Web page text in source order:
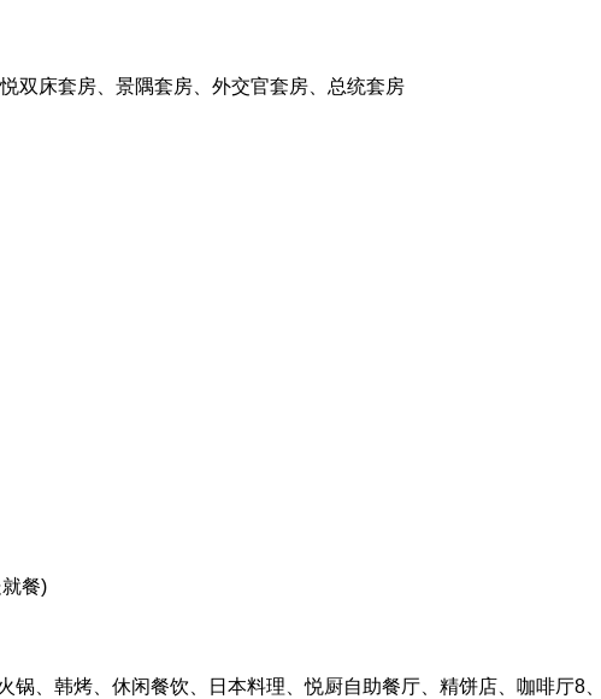
双床套房、景隅套房、外交官套房、总统套房
餐)
锅、韩烤、休闲餐饮、日本料理、悦厨自助餐厅、精饼店、咖啡厅8